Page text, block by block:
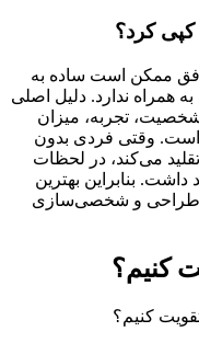
کپی کرد؟
ممکن است ساده به
همراه ندارد. دلیل اصلی
تجربه، میزان
است. وقتی فردی بدون
می‌کند، در لحظات
بنابراین بهترین
طراحی و شخصی‌سازی
کنیم؟